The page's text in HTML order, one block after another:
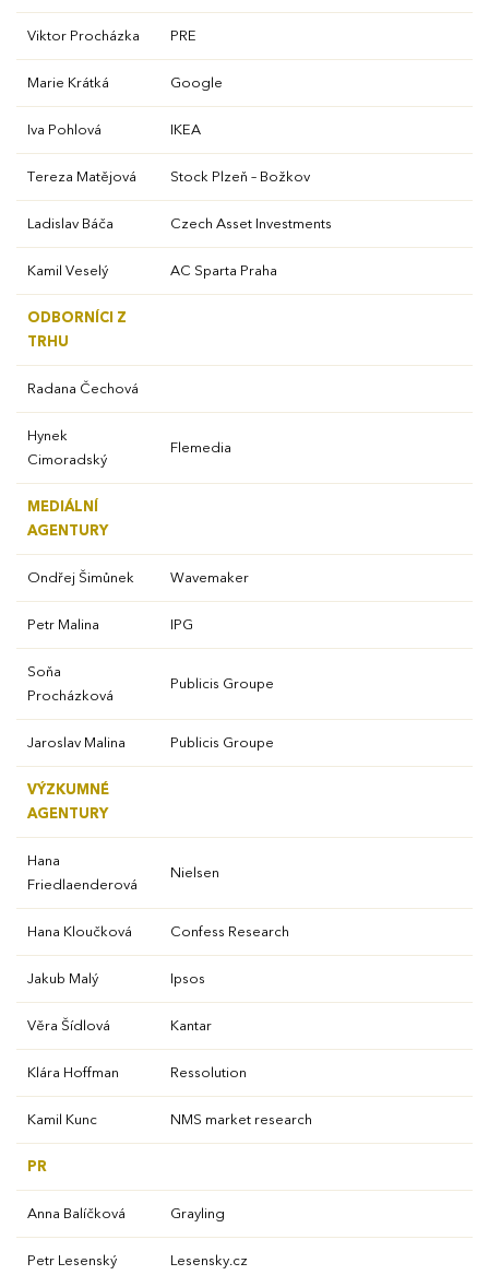
Viktor Procházka PRE
Marie Krátká Google
Iva Pohlová IKEA
Tereza Matějová Stock Plzeň – Božkov
Ladislav Báča Czech Asset Investments
Kamil Veselý AC Sparta Praha
ODBORNÍCI Z
TRHU
Radana Čechová
Hynek
Cimoradský
Flemedia
MEDIÁLNÍ
AGENTURY
Ondřej Šimůnek Wavemaker
Petr Malina IPG
Soňa
Procházková
Publicis Groupe
Jaroslav Malina Publicis Groupe
VÝZKUMNÉ
AGENTURY
Hana
Friedlaenderová
Nielsen
Hana Kloučková Confess Research
Jakub Malý Ipsos
Věra Šídlová Kantar
Klára Hoffman Ressolution
Kamil Kunc NMS market research
PR
Anna Balíčková Grayling
Petr Lesenský Lesensky.cz